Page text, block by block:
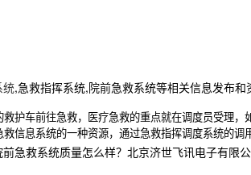
统,急救指挥系统,院前急救系统等相关信息发布和
车前往急救，医疗急救的重点就在调度员受理
救信息系统的一种资源，通过急救指挥调度系统的
急救系统质量怎么样？北京济世飞讯电子有限